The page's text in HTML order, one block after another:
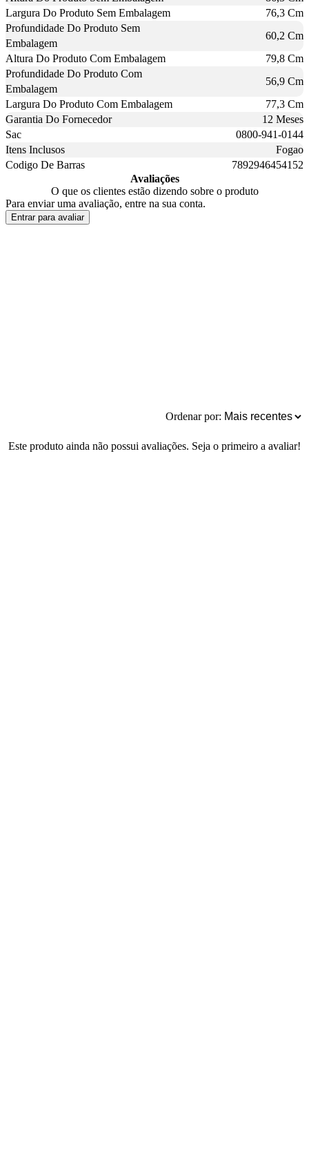
Largura Do Produto Sem Embalagem
76,3 Cm
Profundidade Do Produto Sem
Embalagem
60,2 Cm
Altura Do Produto Com Embalagem
79,8 Cm
Profundidade Do Produto Com
Embalagem
56,9 Cm
Largura Do Produto Com Embalagem
77,3 Cm
Garantia Do Fornecedor
12 Meses
Sac
0800-941-0144
Itens Inclusos
Fogao
Codigo De Barras
7892946454152
Avaliações
O que os clientes estão dizendo sobre o produto
Para enviar uma avaliação, entre na sua conta.
Entrar para avaliar
Ordenar por:
Este produto ainda não possui avaliações. Seja o primeiro a avaliar!